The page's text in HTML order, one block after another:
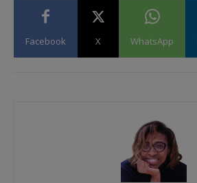
Facebook X WhatsApp